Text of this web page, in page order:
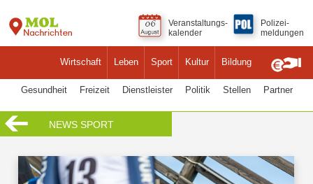
Wirtschaft Leben Sport Kultur Bildung
Veranstaltungs-
kalender
Polizei-
meldungen
Gesundheit Freizeit Dienstleister Politik Stellen Partner
NEWS SPORT